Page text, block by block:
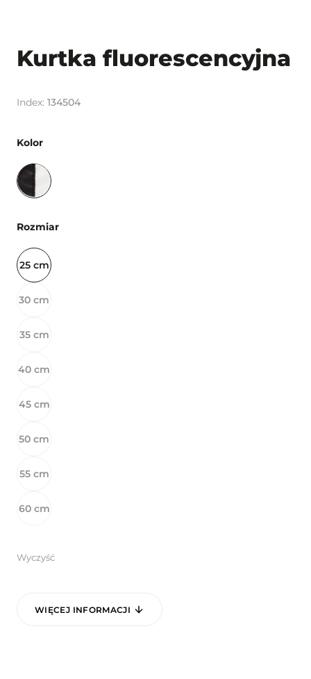
Kurtka fluorescencyjna
134504
Kolor
Rozmiar
25 cm
30 cm
35 cm
40 cm
45 cm
50 cm
55 cm
60 cm
Wyczyść
WIĘCEJ INFORMACJI